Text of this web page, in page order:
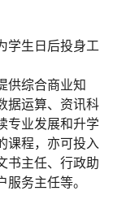
学生日后投身工
供综合商业知
据运算、资讯科
专业发展和升学
课程，亦可投入
书主任、行政助
务主任等。